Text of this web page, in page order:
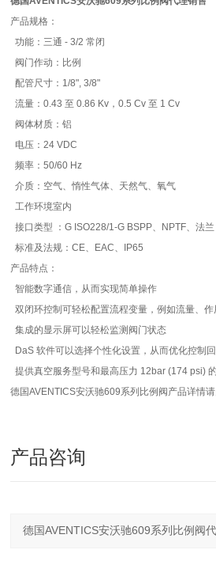
产品规格：
功能：三通 - 3/2 常闭
阀门作动：比例
配管尺寸：1/8", 3/8"
流量：0.43 至 0.86 Kv，0.5 Cv 至 1 Cv
阀体材质：铝
电压：24 VDC
频率：50/60 Hz
介质：空气、惰性气体、天然气、氧气
工作环境室内
接口类型 ：G ISO228/1-G BSPP、NPTF、法兰
标准及法规：CE、EAC、IP65
产品特点：
智能数字通信，从而实现简单操作
双闭环控制可轻松配置流程变量，例如流量、
集成的显示屏可以轻松监测阀门状态
DaS 软件可以选择个性化设置，从而优化控制
提供真空服务型号和最高压力 12bar (174 psi)
德国AVENTICS安沃驰609系列比例阀产品详情
产品咨询